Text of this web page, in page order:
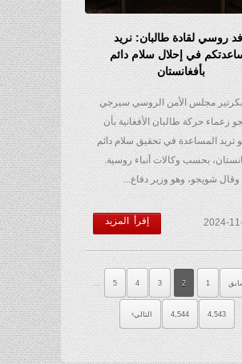
روسي لقادة طالبان: نريد
في إحلال سلام دائم
بأفغانستان
سكرتير مجلس الأمن الروسي سيرجي
زعماء حركة طالبان الأفغانية بأن
تريد المساعدة في تحقيق سلام دائم
بحسب وكالات أنباء روسية.
وقال شويجو، وهو وزير دفاع...
2024- إقرأ المزيد
1
2
3
4
5
…
4,543
4,544 التالي